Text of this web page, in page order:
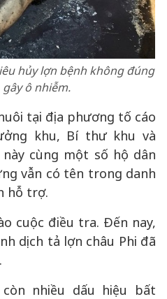
hủy lợn bệnh không đúng
ô nhiễm.
tại địa phương tố cáo
khu, Bí thư khu và
cùng một số hộ dân
vẫn có tên trong danh
hỗ trợ.
cuộc điều tra. Đến nay,
dịch tả lợn châu Phi đã
nhiều dấu hiệu bất